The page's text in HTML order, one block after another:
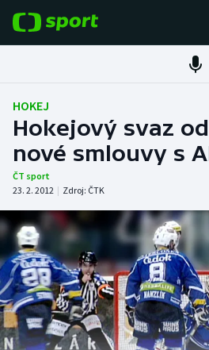
Fotbal
Hokej
Tenis
Atletika
Cyklistika
DALŠÍ SPORTY
Americký fotbal
NEPŘEHLÉDNĚTE
HOKEJ
Hokejový svaz
nové smlouvy s
ČT sport
23. 2. 2012 | Zdroj: ČTK